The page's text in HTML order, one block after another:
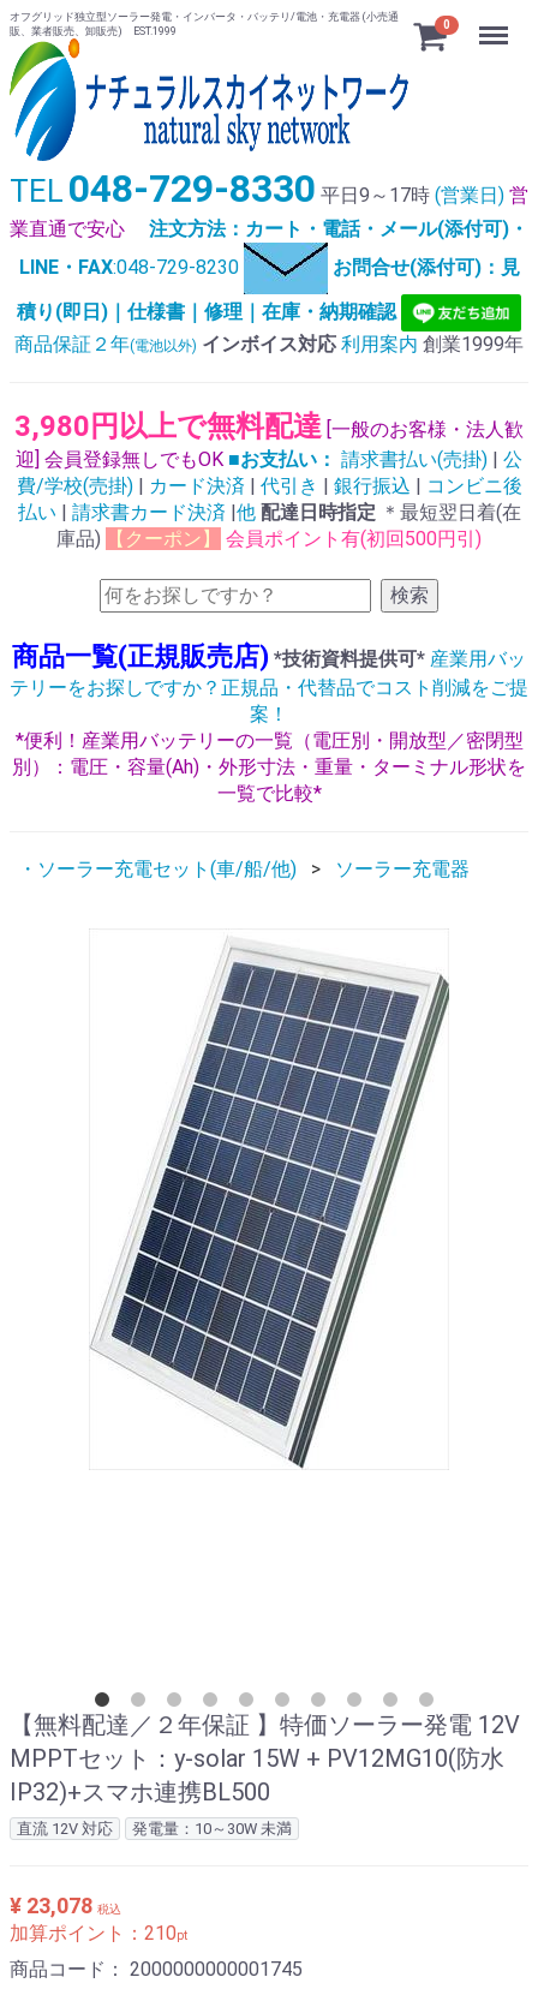
オフグリッド独立型ソーラー発電・インバータ・バッテリ/電池・充電器 (小売通
販、業者販売、卸販売) EST.1999
0 Menu
TEL 048-729-8330 平日9～17時 (営業日) 営
業直通で安心
注文方法：カート・電話・メール(添付可)・
LINE・FAX:048-729-8230
お問合せ(添付可)：見
積り(即日)｜仕様書｜修理｜在庫・納期確認
商品保証２年(電池以外) インボイス対応 利用案内 創業1999年
3,980円以上で無料配達 [一般のお客様・法人歓
迎] 会員登録無しでもOK ■お支払い： 請求書払い(売掛) | 公
費/学校(売掛) | カード決済 | 代引き | 銀行振込 | コンビニ後
払い | 請求書カード決済 |他 配達日時指定 ＊最短翌日着(在
庫品)
【クーポン】 会員ポイント有(初回500円引)
検索
商品一覧(正規販売店) *技術資料提供可* 産業用バッ
テリーをお探しですか？正規品・代替品でコスト削減をご提
案！
*便利！産業用バッテリーの一覧（電圧別・開放型／密閉型
別）：電圧・容量(Ah)・外形寸法・重量・ターミナル形状を
一覧で比較*
・ソーラー充電セット(車/船/他) ソーラー充電器
【無料配達／２年保証 】特価ソーラー発電 12V
MPPTセット：y-solar 15W + PV12MG10(防水
IP32)+スマホ連携BL500
直流 12V 対応 発電量：10～30W 未満
¥ 23,078 税込
加算ポイント： 210pt
商品コード： 2000000000001745